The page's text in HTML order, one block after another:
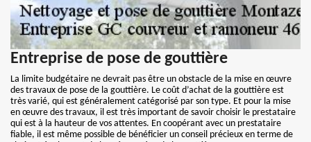
Entreprise de pose de gouttière
La limite budgétaire ne devrait pas être un obstacle de la mise en œuvre
des travaux de pose de la gouttière. Le coût d’achat de la gouttière est
très varié, qui est généralement catégorisé par son type. Et pour la mise
en œuvre des travaux, il est très important de savoir choisir le prestataire
qui est à la hauteur de vos attentes. En coopérant avec un prestataire
fiable, il est même possible de bénéficier un conseil précieux en terme de